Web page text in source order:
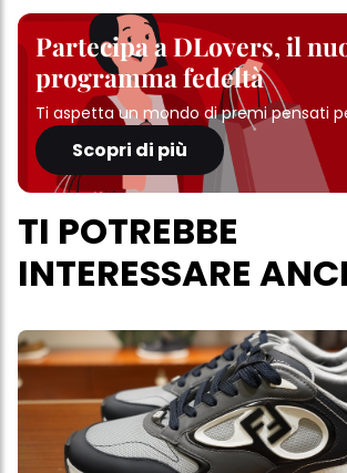
Partecipa a DLovers, il
programma fedeltà
Ti aspetta un mondo di premi pensati
Scopri di più
TI POTREBBE
INTERESSARE